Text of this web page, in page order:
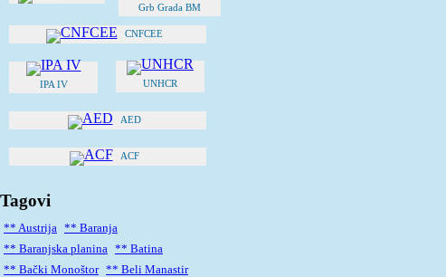
Grb Grada BM
CNFCEE
IPA IV UNHCR
AED
ACF
Tagovi
** Austrija ** Baranja
** Baranjska planina ** Batina
** Bački Monoštor ** Beli Manastir